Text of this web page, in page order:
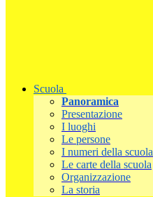
Scuola
Panoramica
Presentazione
I luoghi
Le persone
I numeri della scuola
Le carte della scuola
Organizzazione
La storia